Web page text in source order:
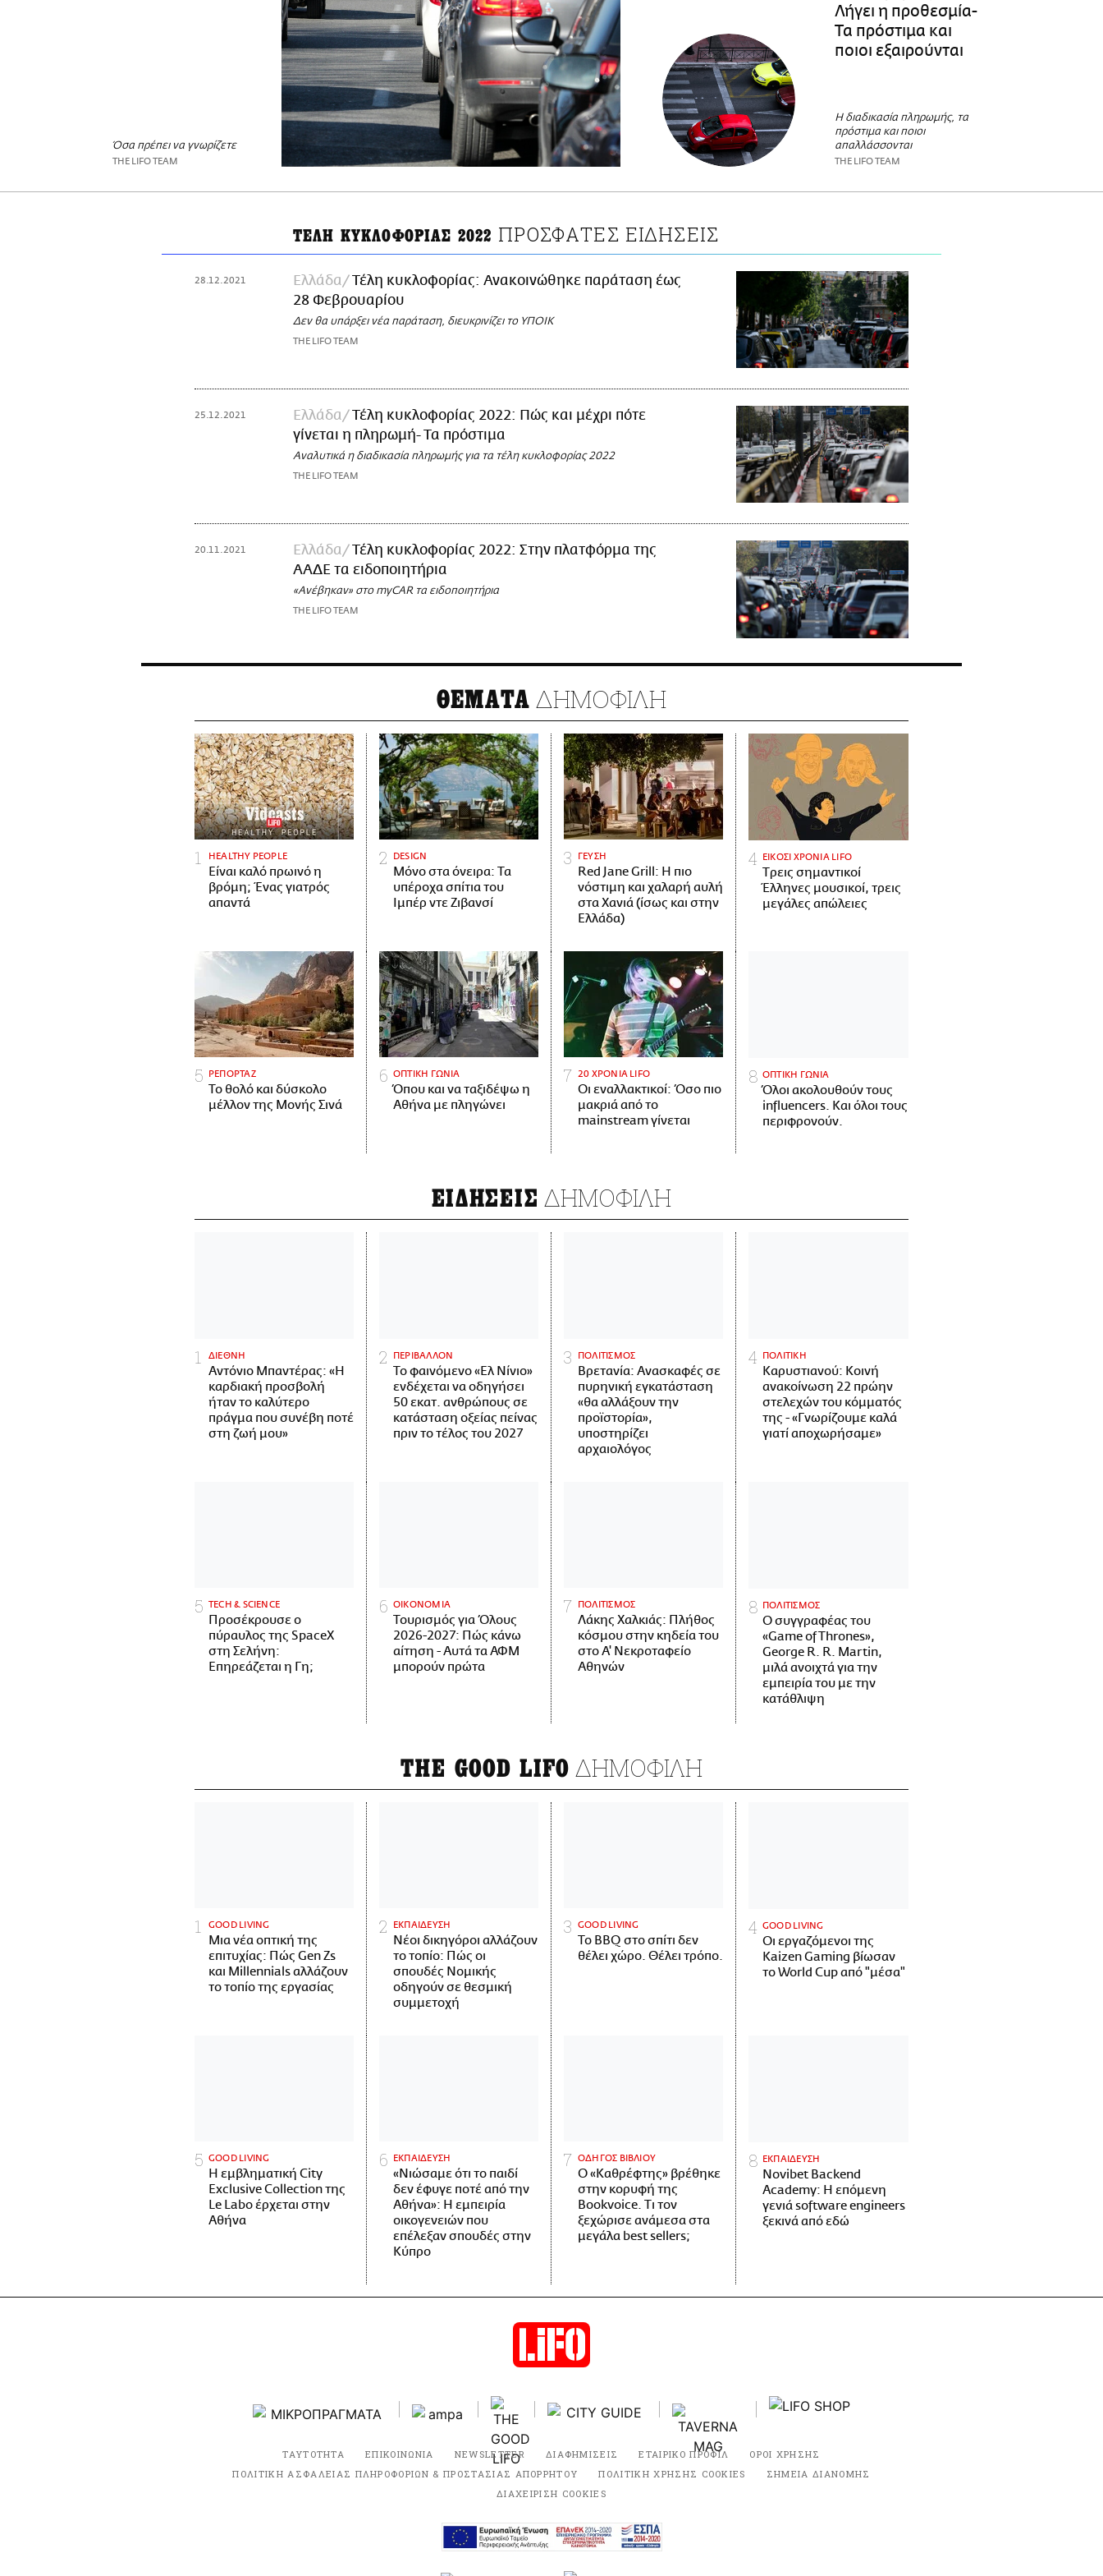
Όσα πρέπει να γνωρίζετε
THE LIFO TEAM
Λήγει η προθεσμία-
Τα πρόστιμα και
ποιοι εξαιρούνται
Η διαδικασία πληρωμής, τα
πρόστιμα και ποιοι
απαλλάσσονται
THE LIFO TEAM
ΤΕΛΗ ΚΥΚΛΟΦΟΡΙΑΣ 2022 ΠΡΟΣΦΑΤΕΣ ΕΙΔΗΣΕΙΣ
28.12.2021 Ελλάδα
Τέλη κυκλοφορίας: Ανακοινώθηκε παράταση έως
28 Φεβρουαρίου
Δεν θα υπάρξει νέα παράταση, διευκρινίζει το ΥΠΟΙΚ
THE LIFO TEAM
25.12.2021 Ελλάδα
Τέλη κυκλοφορίας 2022: Πώς και μέχρι πότε
γίνεται η πληρωμή- Τα πρόστιμα
Αναλυτικά η διαδικασία πληρωμής για τα τέλη κυκλοφορίας 2022
THE LIFO TEAM
20.11.2021 Ελλάδα
Τέλη κυκλοφορίας 2022: Στην πλατφόρμα της
ΑΑΔΕ τα ειδοποιητήρια
«Ανέβηκαν» στο myCAR τα ειδοποιητήρια
THE LIFO TEAM
ΘΕΜΑΤΑ ΔΗΜΟΦΙΛΗ
HEALTHY PEOPLE
Είναι καλό πρωινό η
βρόμη; Ένας γιατρός
απαντά
DESIGN
Μόνο στα όνειρα: Τα
υπέροχα σπίτια του
Ιμπέρ ντε Ζιβανσί
ΓΕΥΣΗ
Red Jane Grill: Η πιο
νόστιμη και χαλαρή αυλή
στα Χανιά (ίσως και στην
Ελλάδα)
ΕΙΚΟΣΙ ΧΡΟΝΙΑ LIFO
Tρεις σημαντικοί
Έλληνες μουσικοί, τρεις
μεγάλες απώλειες
ΡΕΠΟΡΤΑΖ
Το θολό και δύσκολο
μέλλον της Μονής Σινά
ΟΠΤΙΚΗ ΓΩΝΙΑ
Όπου και να ταξιδέψω η
Αθήνα με πληγώνει
20 ΧΡΟΝΙΑ LIFO
Οι εναλλακτικοί: Όσο πιο
μακριά από το
mainstream γίνεται
ΟΠΤΙΚΗ ΓΩΝΙΑ
Όλοι ακολουθούν τους
influencers. Και όλοι τους
περιφρονούν.
ΕΙΔΗΣΕΙΣ ΔΗΜΟΦΙΛΗ
ΔΙΕΘΝΗ
Αντόνιο Μπαντέρας: «Η
καρδιακή προσβολή
ήταν το καλύτερο
πράγμα που συνέβη ποτέ
στη ζωή μου»
ΠΕΡΙΒΑΛΛΟΝ
Το φαινόμενο «Ελ Νίνιο»
ενδέχεται να οδηγήσει
50 εκατ. ανθρώπους σε
κατάσταση οξείας πείνας
πριν το τέλος του 2027
ΠΟΛΙΤΙΣΜΟΣ
Βρετανία: Ανασκαφές σε
πυρηνική εγκατάσταση
«θα αλλάξουν την
προϊστορία»,
υποστηρίζει
αρχαιολόγος
ΠΟΛΙΤΙΚΗ
Καρυστιανού: Κοινή
ανακοίνωση 22 πρώην
στελεχών του κόμματός
της - «Γνωρίζουμε καλά
γιατί αποχωρήσαμε»
ΤECH & SCIENCE
Προσέκρουσε ο
πύραυλος της SpaceX
στη Σελήνη:
Επηρεάζεται η Γη;
ΟΙΚΟΝΟΜΙΑ
Τουρισμός για Όλους
2026-2027: Πώς κάνω
αίτηση - Αυτά τα ΑΦΜ
μπορούν πρώτα
ΠΟΛΙΤΙΣΜΟΣ
Λάκης Χαλκιάς: Πλήθος
κόσμου στην κηδεία του
στο Α' Νεκροταφείο
Αθηνών
ΠΟΛΙΤΙΣΜΟΣ
Ο συγγραφέας του
«Game of Thrones»,
George R. R. Martin,
μιλά ανοιχτά για την
εμπειρία του με την
κατάθλιψη
THE GOOD LIFO ΔΗΜΟΦΙΛΗ
GOOD LIVING
Μια νέα οπτική της
επιτυχίας: Πώς Gen Zs
και Millennials αλλάζουν
το τοπίο της εργασίας
ΕΚΠΑΙΔΕΥΣΗ
Νέοι δικηγόροι αλλάζουν
το τοπίο: Πώς οι
σπουδές Νομικής
οδηγούν σε θεσμική
συμμετοχή
GOOD LIVING
Το BBQ στο σπίτι δεν
θέλει χώρο. Θέλει τρόπο.
GOOD LIVING
Οι εργαζόμενοι της
Kaizen Gaming βίωσαν
το World Cup από "μέσα"
GOOD LIVING
Η εμβληματική City
Exclusive Collection της
Le Labo έρχεται στην
Αθήνα
ΕΚΠΑΙΔΕΥΣΗ
«Νιώσαμε ότι το παιδί
δεν έφυγε ποτέ από την
Αθήνα»: Η εμπειρία
οικογενειών που
επέλεξαν σπουδές στην
Κύπρο
ΟΔΗΓΟΣ ΒΙΒΛΙΟΥ
Ο «Καθρέφτης» βρέθηκε
στην κορυφή της
Bookvoice. Τι τον
ξεχώρισε ανάμεσα στα
μεγάλα best sellers;
ΕΚΠΑΙΔΕΥΣΗ
Novibet Backend
Academy: Η επόμενη
γενιά software engineers
ξεκινά από εδώ
ΤΑΥΤΟΤΗΤΑ ΕΠΙΚΟΙΝΩΝΙΑ NEWSLETTER ΔΙΑΦΗΜΙΣΕΙΣ ΕΤΑΙΡΙΚΟ ΠΡΟΦΙΛ
ΟΡΟΙ ΧΡΗΣΗΣ
ΠΟΛΙΤΙΚΗ ΑΣΦΑΛΕΙΑΣ ΠΛΗΡΟΦΟΡΙΩΝ & ΠΡΟΣΤΑΣΙΑΣ ΑΠΟΡΡΗΤΟΥ
ΠΟΛΙΤΙΚΗ ΧΡΗΣΗΣ COOKIES
ΣΗΜΕΙΑ ΔΙΑΝΟΜΗΣ
ΔΙΑΧΕΙΡΙΣΗ COOKIES